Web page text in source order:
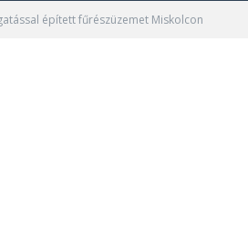
épített fűrészüzemet Miskolcon